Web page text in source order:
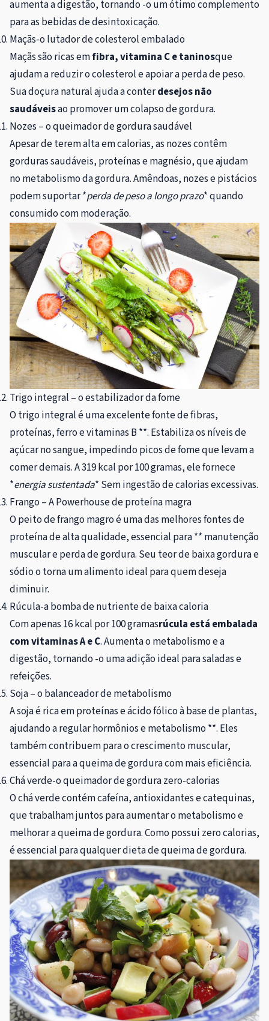
aumenta a digestão, tornando -o um ótimo complemento
para as bebidas de desintoxicação.
Maçãs-o lutador de colesterol embalado
Maçãs são ricas emfibra, vitamina C e taninosque
ajudam a reduzir o colesterol e apoiar a perda de peso.
Sua doçura natural ajuda a conterdesejos não
saudáveisao promover um colapso de gordura.
Nozes – o queimador de gordura saudável
Apesar de terem alta em calorias, as nozes contêm
gorduras saudáveis, proteínas e magnésio, que ajudam
no metabolismo da gordura. Amêndoas, nozes e pistácios
podem suportar *perda de peso a longo prazo* quando
consumido com moderação.
Trigo integral – o estabilizador da fome
O trigo integral é uma excelente fonte de fibras,
proteínas, ferro e vitaminas B **. Estabiliza os níveis de
açúcar no sangue, impedindo picos de fome que levam a
comer demais. A 319 kcal por 100 gramas, ele fornece
*energia sustentada* Sem ingestão de calorias excessivas.
Frango – A Powerhouse de proteína magra
O peito de frango magro é uma das melhores fontes de
proteína de alta qualidade, essencial para ** manutenção
muscular e perda de gordura. Seu teor de baixa gordura e
sódio o torna um alimento ideal para quem deseja
diminuir.
Rúcula-a bomba de nutriente de baixa caloria
Com apenas 16 kcal por 100 gramasrúcula está embalada
com vitaminas A e C. Aumenta o metabolismo e a
digestão, tornando -o uma adição ideal para saladas e
refeições.
Soja – o balanceador de metabolismo
A soja é rica em proteínas e ácido fólico à base de plantas,
ajudando a regular hormônios e metabolismo **. Eles
também contribuem para o crescimento muscular,
essencial para a queima de gordura com mais eficiência.
Chá verde-o queimador de gordura zero-calorias
O chá verde contém cafeína, antioxidantes e catequinas,
que trabalham juntos para aumentar o metabolismo e
melhorar a queima de gordura. Como possui zero calorias,
é essencial para qualquer dieta de queima de gordura.